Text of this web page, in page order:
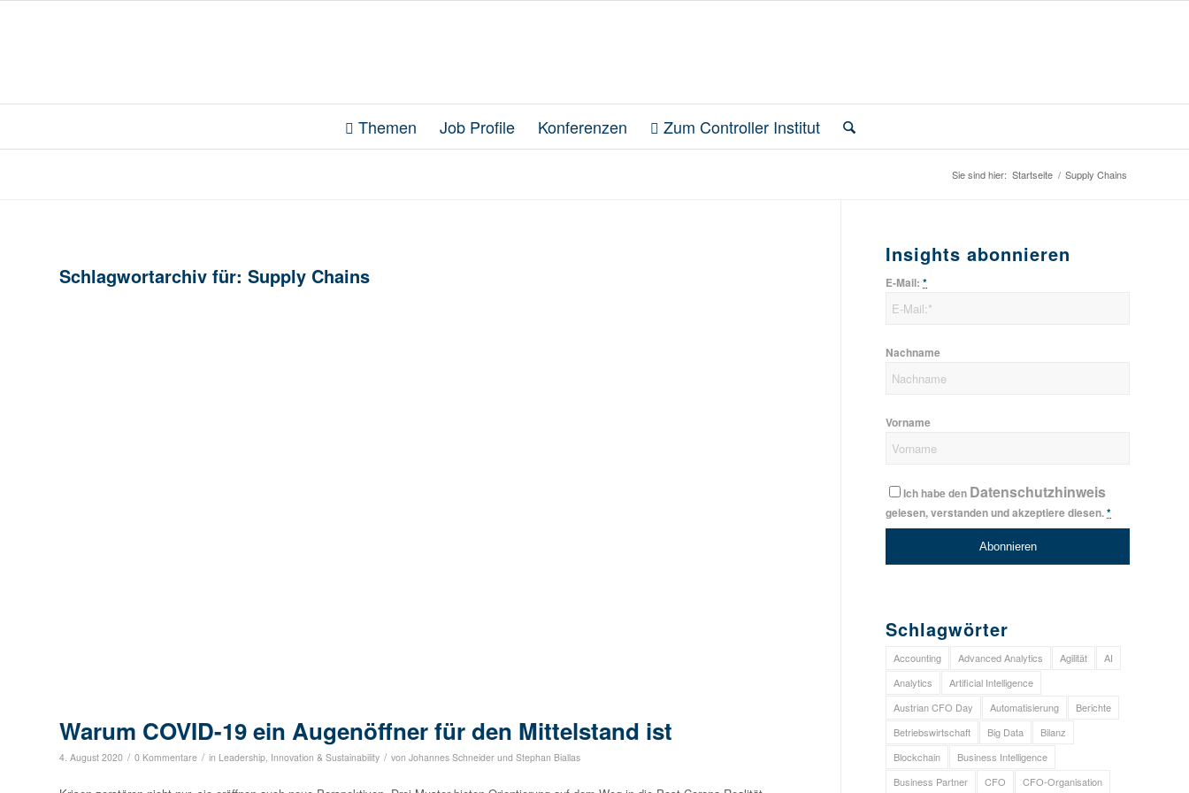
Themen Job Profile Konferenzen Zum Controller Institut
Sie sind hier: Startseite / Supply Chains
Schlagwortarchiv für: Supply Chains
Warum COVID-19 ein Augenöffner für den Mittelstand ist
4. August 2020 / 0 Kommentare / in Leadership, Innovation & Sustainability / von Johannes Schneider und Stephan Biallas
Insights abonnieren
E-Mail:*
Nachname
Vorname
Ich habe den Datenschutzhinweis
gelesen, verstanden und akzeptiere diesen.*
Schlagwörter
Accounting Advanced Analytics Agilität
AI
Analytics
Artificial Intelligence
Austrian CFO Day
Automatisierung
Berichte
Betriebswirtschaft
Big Data
Bilanz
Blockchain
Business Intelligence
Business Partner
CFO
CFO-Organisation